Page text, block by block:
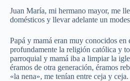
Juan María, mi hermano mayor, me
domésticos y llevar adelante un
Papá y mamá eran muy conocidos
profundamente la religión católica y
parroquial y mamá iba a limpiar la
éramos de otra generación, éramos
«la nena», me tenían entre ceja y ceja.